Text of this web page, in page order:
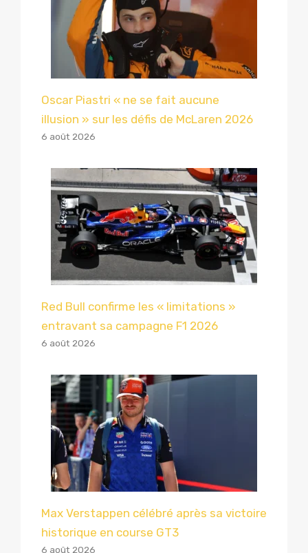
Oscar Piastri « ne se fait aucune
illusion » sur les défis de McLaren 2026
6 août 2026
Red Bull confirme les « limitations »
entravant sa campagne F1 2026
6 août 2026
Max Verstappen célébré après sa victoire
historique en course GT3
6 août 2026